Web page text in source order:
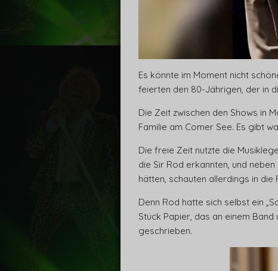
Es könnte im Moment nicht
feierten den 80-Jährigen, der in
Die Zeit zwischen den Shows in
Familie am Comer See. Es gibt
Die freie Zeit nutzte die
die Sir Rod erkannten, und
hätten, schauten allerdings in die
Denn Rod hatte sich selbst ein
Stück Papier, das an einem Band
geschrieben.